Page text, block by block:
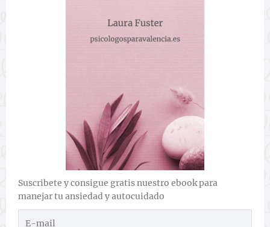
Suscribete y consigue gratis nuestro ebook para
manejar tu ansiedad y autocuidado